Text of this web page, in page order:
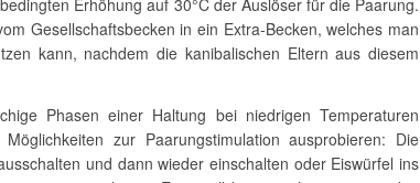
Erhöhung auf 30°C der Auslöser für die Paarung.
Gesellschaftsbecken in ein Extra-Becken, welches man
kann, nachdem die kanibalischen Eltern aus diesem
Phasen einer Haltung bei niedrigen Temperaturen
zur Paarungstimulation ausprobieren: Die
und dann wieder einschalten oder Eiswürfel ins